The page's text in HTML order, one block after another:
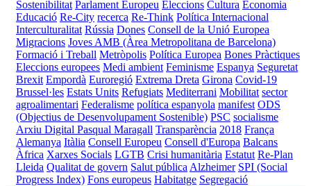
Sostenibilitat Parlament Europeu Eleccions Cultura Economia
Educació Re-City recerca Re-Think Política Internacional
Interculturalitat Rússia Dones Consell de la Unió Europea
Migracions Joves AMB (Àrea Metropolitana de Barcelona)
Formació i Treball Metròpolis Política Europea Bones Pràctiques
Eleccions europees Medi ambient Feminisme Espanya Seguretat
Brexit Empordà Euroregió Extrema Dreta Girona Covid-19
Brussel·les Estats Units Refugiats Mediterrani Mobilitat sector
agroalimentari Federalisme política espanyola manifest ODS
(Objectius de Desenvolupament Sostenible) PSC socialisme
Arxiu Digital Pasqual Maragall Transparència 2018 França
Alemanya Itàlia Consell Europeu Consell d'Europa Balcans
Àfrica Xarxes Socials LGTB Crisi humanitària Estatut Re-Plan
Lleida Qualitat de govern Salut pública Alzheimer SPI (Social
Progress Index) Fons europeus Habitatge Segregació